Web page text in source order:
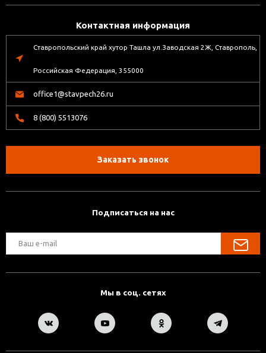
Контактная информация
Ставропольский край хутор Ташла ул.Заводская 2Ж, Ставрополь,
Российская Федерация, 355000
office1@stavpech26.ru
8 (800) 5513076
Заказать звонок
Подписаться на нас
Мы в соц. сетях